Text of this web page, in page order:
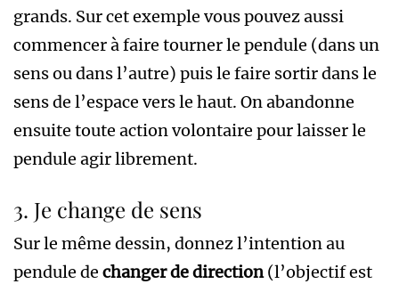
grands. Sur cet exemple vous pouvez aussi
commencer à faire tourner le pendule (dans un
sens ou dans l’autre) puis le faire sortir dans le
sens de l’espace vers le haut. On abandonne
ensuite toute action volontaire pour laisser le
pendule agir librement.
3. Je change de sens
Sur le même dessin, donnez l’intention au
pendule de changer de direction(l’objectif est